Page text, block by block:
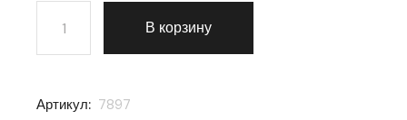
Количество товара Защелка врезная Kale kilit (Кале
В корзину
Артикул: 7897